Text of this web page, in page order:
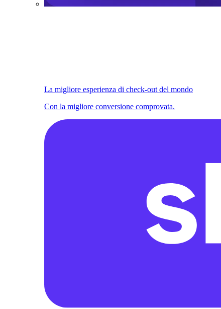
La migliore esperienza di check-out del mondo
Con la migliore conversione comprovata.